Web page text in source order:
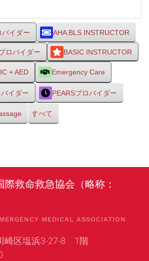
バイダー AHA BLS INSTRUCTOR
ロバイダー BASIC INSTRUCTOR
+ AED Emergency Care
イダー PEARSプロバイダー
すべて
際救命救急協会（略称：
MEDICAL ASSOCIATION
崎区塩浜3-27-8 1階